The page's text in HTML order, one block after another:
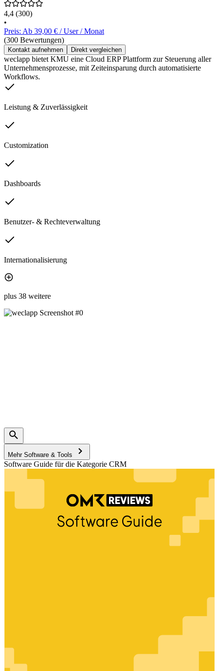
4,4 (300)
•
Preis: Ab 39,00 € / User / Monat
(300 Bewertungen)
Kontakt aufnehmen Direkt vergleichen
weclapp bietet KMU eine Cloud ERP Plattform zur Steuerung aller
Unternehmensprozesse, mit Zeiteinsparung durch automatisierte
Workflows.
Leistung & Zuverlässigkeit
Customization
Dashboards
Benutzer- & Rechteverwaltung
Internationalisierung
plus 38 weitere
Mehr Software & Tools
Software Guide für die Kategorie CRM